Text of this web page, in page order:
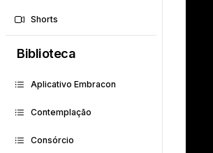
Shorts
Biblioteca
Aplicativo Embracon
Contemplação
Consórcio